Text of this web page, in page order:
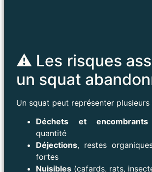
⚠️ Les risques
un squat
Un squat peut représenter plusieurs
Déchets et encombrants
quantité
Déjections, restes
fortes
Nuisibles (cafards, rats,